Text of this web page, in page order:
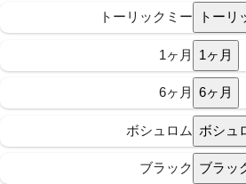
トーリックミー
1ヶ月
6ヶ月
ボシュロム
ブラック